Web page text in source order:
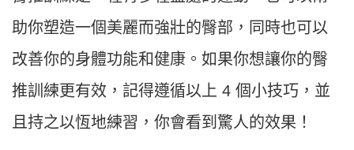
助你塑造一個美麗而強壯的臀部，同時也可以
改善你的身體功能和健康。如果你想讓你的臀
推訓練更有效，記得遵循以上 4 個小技巧，並
且持之以恆地練習，你會看到驚人的效果！